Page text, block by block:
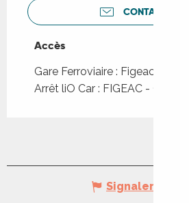
CONTACTEZ-
Accès
Accès
Gare Ferroviaire : Figeac à
Arrêt liO Car : FIGEAC - Gare
Signaler une